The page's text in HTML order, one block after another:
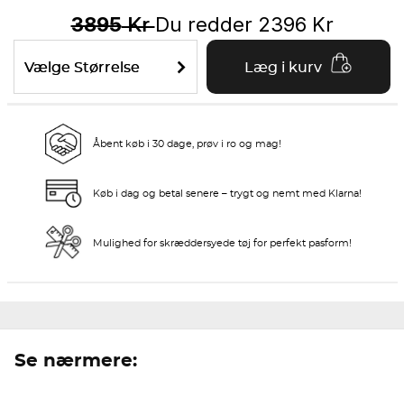
3895KrDu redder 2396 Kr
Vælge Størrelse Læg i kurv
Åbent køb i 30 dage, prøv i ro og mag!
Køb i dag og betal senere – trygt og nemt med Klarna!
Mulighed for skræddersyede tøj for perfekt pasform!
Se nærmere: